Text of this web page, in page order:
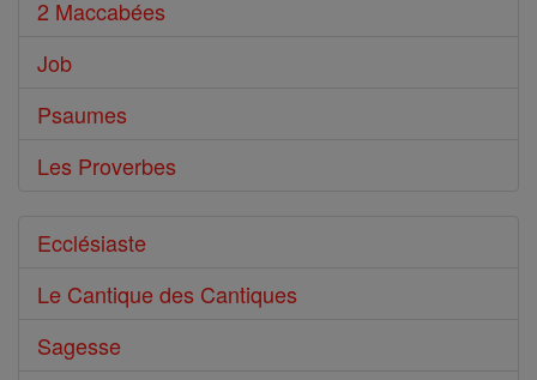
2 Maccabées
Job
Psaumes
Les Proverbes
Ecclésiaste
Le Cantique des Cantiques
Sagesse